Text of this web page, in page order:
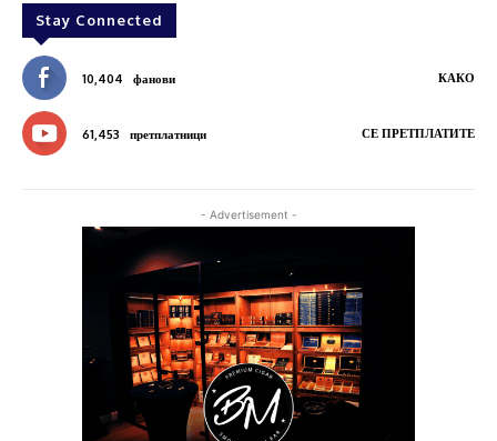
Stay Connected
10,404 фанови КАКО
61,453 претплатници СЕ ПРЕТПЛАТИТЕ
- Advertisement -